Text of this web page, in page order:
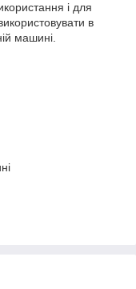
і для
в
машині.